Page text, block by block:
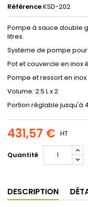
RéférenceKSD-202
Pompe à sauce double
litres.
Système de pompe
Pot et couvercle en inox
Pompe et ressort en inox
Volume: 2.5 L x 2
Portion réglable jusqu'à
431,57 € HT
Quantité
DESCRIPTION